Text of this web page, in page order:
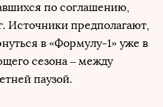
по соглашению,
Источники предполагают,
в «Формулу-1» уже в
сезона – между
паузой.